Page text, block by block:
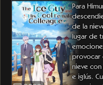
Para
de la
lugar de
provocar
nieve
e iglús.